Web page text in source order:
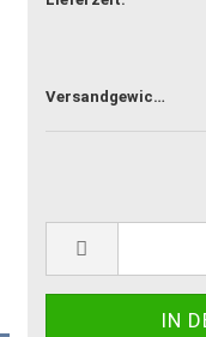
Versandgewicht: